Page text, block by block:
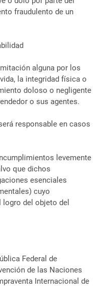
fraudulento de un
alguna por los
la integridad física o
doloso o negligente
o sus agentes.
responsable en casos
levemente
que dichos
esenciales
cuyo
del objeto del
Federal de
de las Naciones
Internacional de